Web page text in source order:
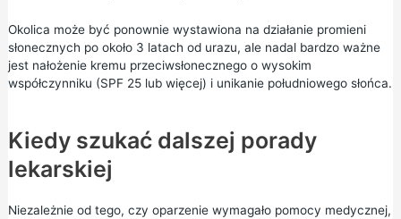
Okolica może być ponownie wystawiona na działanie promieni
słonecznych po około 3 latach od urazu, ale nadal bardzo ważne
jest nałożenie kremu przeciwsłonecznego o wysokim
współczynniku (SPF 25 lub więcej) i unikanie południowego słońca.
Kiedy szukać dalszej porady
lekarskiej
Niezależnie od tego, czy oparzenie wymagało pomocy medycznej,